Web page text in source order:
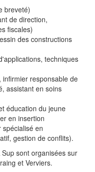
breveté)
de direction,
fiscales)
des constructions
techniques
responsable de
assistant en soins
éducation du jeune
en insertion
en
gestion de conflits).
sont organisées sur
et Verviers.